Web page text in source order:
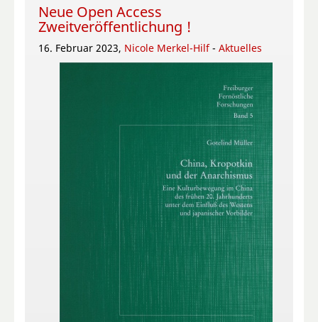
Neue Open Access
Zweitveröffentlichung !
16. Februar 2023, Nicole Merkel-Hilf - Aktuelles